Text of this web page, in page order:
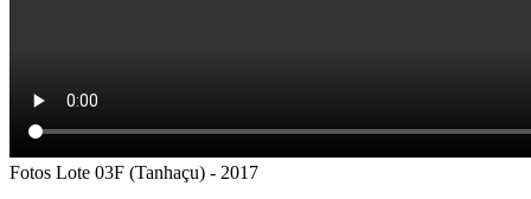
Fotos Lote 03F (Tanhaçu) - 2017